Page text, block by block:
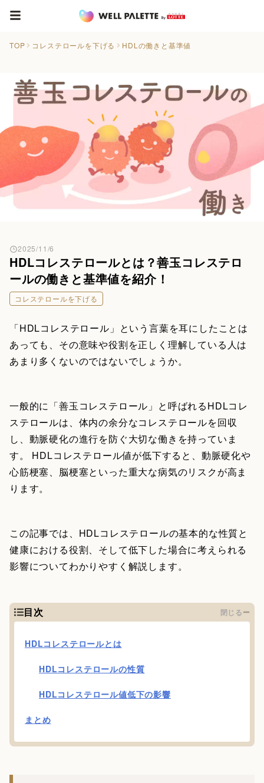
TOP コレステロールを下げる HDLの働きと基準値
HDLコレステロールとは？善玉コレステロ
ールの働きと基準値を紹介！
2025/11/6
コレステロールを下げる
「HDLコレステロール」という言葉を耳にしたことは
あっても、その意味や役割を正しく理解している人は
あまり多くないのではないでしょうか。
一般的に「善玉コレステロール」と呼ばれるHDLコレ
ステロールは、体内の余分なコレステロールを回収
し、動脈硬化の進行を防ぐ大切な働きを持っていま
す。 HDLコレステロール値が低下すると、動脈硬化や
心筋梗塞、脳梗塞といった重大な病気のリスクが高ま
ります。
この記事では、HDLコレステロールの基本的な性質と
健康における役割、そして低下した場合に考えられる
影響についてわかりやすく解説します。
目次 閉じる
HDLコレステロールとは
HDLコレステロールの性質
HDLコレステロール値低下の影響
まとめ